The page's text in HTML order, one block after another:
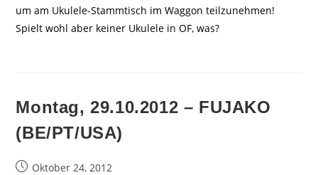
um am Ukulele-Stammtisch im Waggon teilzunehmen!
Spielt wohl aber keiner Ukulele in OF, was?
Montag, 29.10.2012 – FUJAKO
(BE/PT/USA)
BeitragOktober 24, 2012